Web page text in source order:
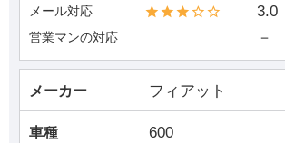
メール対応 3.0
営業マンの対応 －
メーカー フィアット
車種 600